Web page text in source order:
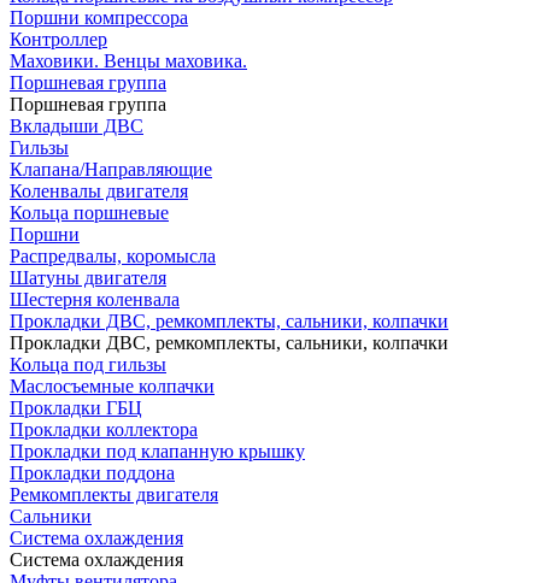
Поршни компрессора
Контроллер
Маховики. Венцы маховика.
Поршневая группа
Поршневая группа
Вкладыши ДВС
Гильзы
Клапана/Направляющие
Коленвалы двигателя
Кольца поршневые
Поршни
Распредвалы, коромысла
Шатуны двигателя
Шестерня коленвала
Прокладки ДВС, ремкомплекты, сальники, колпачки
Прокладки ДВС, ремкомплекты, сальники, колпачки
Кольца под гильзы
Маслосъемные колпачки
Прокладки ГБЦ
Прокладки коллектора
Прокладки под клапанную крышку
Прокладки поддона
Ремкомплекты двигателя
Сальники
Система охлаждения
Система охлаждения